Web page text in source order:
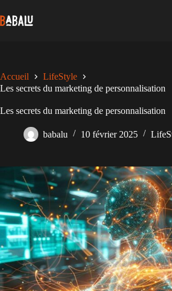
au
contenu
Accueil
LifeStyle
Les secrets du marketing de personnalisation
Les secrets du marketing de personnalisation
babalu 10 février 2025